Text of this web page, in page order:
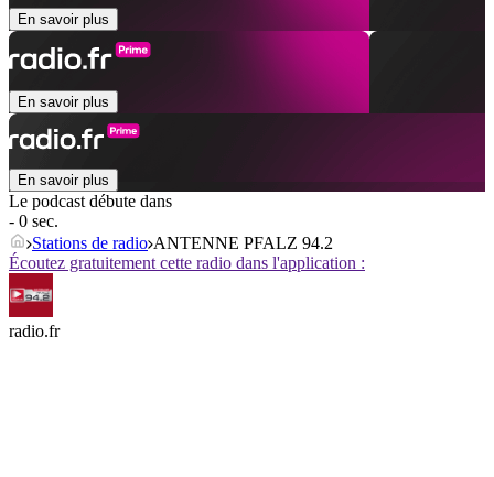
En savoir plus
En savoir plus
En savoir plus
Le podcast débute dans
- 0 sec.
Stations de radio ANTENNE PFALZ 94.2
Écoutez gratuitement cette radio dans l'application :
radio.fr